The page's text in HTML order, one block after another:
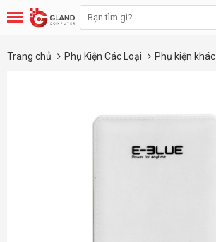
Trang chủ Phụ Kiện Các Loại Phụ kiện khác